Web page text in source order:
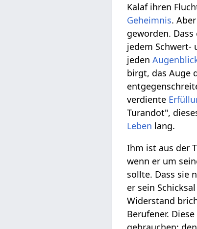
Kalaf ihren
Geheimnis.
geworden.
jedem Schwert-
jeden
birgt, das Auge
verdiente
Turandot",
Leben lang.
Ihm ist aus der
wenn er um
sollte. Dass sie
er sein
Widerstand
Berufener.